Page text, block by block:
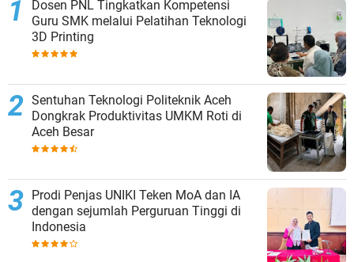
Dosen PNL Tingkatkan Kompetensi
Guru SMK melalui Pelatihan Teknologi
3D Printing
Sentuhan Teknologi Politeknik Aceh
Dongkrak Produktivitas UMKM Roti di
Aceh Besar
Prodi Penjas UNIKI Teken MoA dan IA
dengan sejumlah Perguruan Tinggi di
Indonesia